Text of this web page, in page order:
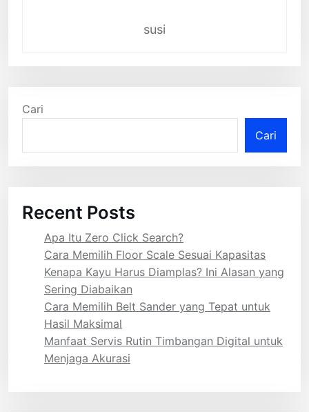
susi
Cari
Cari
Recent Posts
Apa Itu Zero Click Search?
Cara Memilih Floor Scale Sesuai Kapasitas
Kenapa Kayu Harus Diamplas? Ini Alasan yang
Sering Diabaikan
Cara Memilih Belt Sander yang Tepat untuk
Hasil Maksimal
Manfaat Servis Rutin Timbangan Digital untuk
Menjaga Akurasi